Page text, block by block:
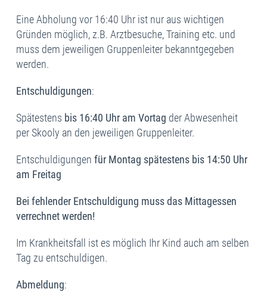
Eine Abholung vor 16:40 Uhr ist nur aus wichtigen
Gründen möglich, z.B. Arztbesuche, Training etc. und
muss dem jeweiligen Gruppenleiter bekanntgegeben
werden.
Entschuldigungen:
Spätestens bis 16:40 Uhr am Vortag der Abwesenheit
per Skooly an den jeweiligen Gruppenleiter.
Entschuldigungen für Montag spätestens bis 14:50 Uhr
am Freitag
Bei fehlender Entschuldigung muss das Mittagessen
verrechnet werden!
Im Krankheitsfall ist es möglich Ihr Kind auch am selben
Tag zu entschuldigen.
Abmeldung: